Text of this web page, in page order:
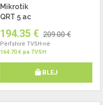
Mikrotik
QRT 5 ac
194.35 € 209.00 €
Përfshirë TVSH-në
164.70 € pa TVSH
BLEJ